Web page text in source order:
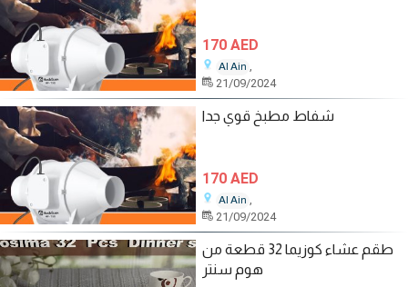
170 AED
Al Ain ,
21/09/2024
شفاط مطبخ قوي جدا
170 AED
Al Ain ,
21/09/2024
طقم عشاء كوزيما 32 قطعة من
هوم سنتر